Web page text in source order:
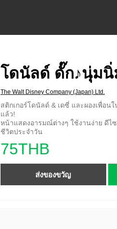
โดนัลด์ ดั๊ก♪นุ่มนิ่
The Walt Disney Company (Japan) Ltd.
สติกเกอร์โดนัลด์ & เดซี่ และผองเพื่อ
แล้ว!
หน้าแสดงอารมณ์ต่างๆ ใช้งานง่าย ดีไ
ชีวิตประจำวัน
75THB
ส่งของขวัญ